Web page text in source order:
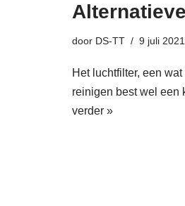
door DS-TT 9 juli 2021
Het luchtfilter, een
reinigen best wel een
verder »